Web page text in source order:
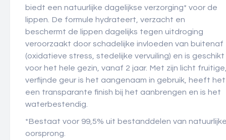
biedt een natuurlijke dagelijkse verzorging* voor de
lippen. De formule hydrateert, verzacht en
beschermt de lippen dagelijks tegen uitdroging
veroorzaakt door schadelijke invloeden van buitenaf
(oxidatieve stress, stedelijke vervuiling) en is geschikt
voor het hele gezin, vanaf 2 jaar. Met zijn licht
verfijnde geur is het aangenaam in gebruik, heeft het
een transparante finish bij het aanbrengen en is het
waterbestendig.
*Bestaat voor 99,5% uit bestanddelen van
oorsprong.